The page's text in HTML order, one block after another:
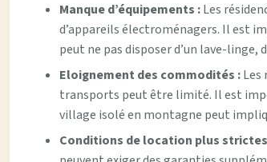
Manque d’équipements :Les
d’appareils électroménagers. Il est
peut ne pas disposer d’un lave-linge,
Eloignement des commodités :Les
transports peut être limité. Il est
village isolé en montagne peut
Conditions de location plus